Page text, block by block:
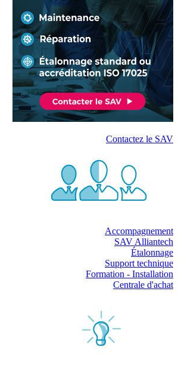
Contactez le SAV
Accompagnement
SAV Alliantech
Étalonnage
Support technique
Formation - Installation
Centrale d'achat